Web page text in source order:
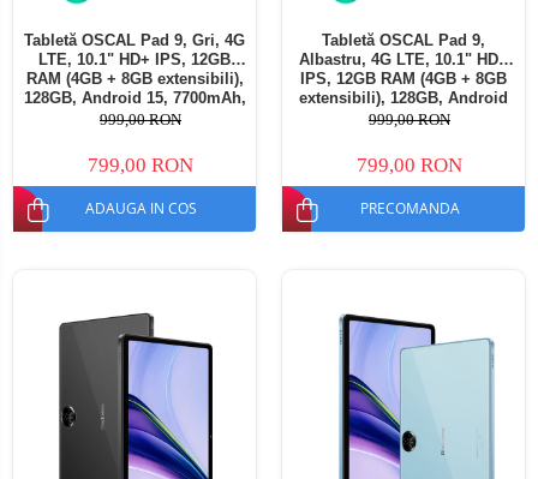
Tabletă OSCAL Pad 9, Gri, 4G
LTE, 10.1" HD+ IPS, 12GB
RAM (4GB + 8GB extensibili),
128GB, Android 15, 7700mAh,
Dual SIM
999,00 RON
799,00 RON
ADAUGA IN COS
Tabletă OSCAL Pad 9,
Albastru, 4G LTE, 10.1" HD+
IPS, 12GB RAM (4GB + 8GB
extensibili), 128GB, Android
15, 7700mAh, Dual SIM
999,00 RON
799,00 RON
PRECOMANDA